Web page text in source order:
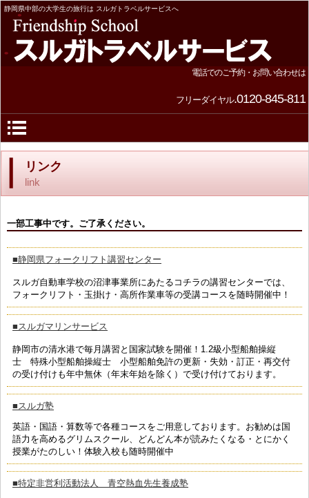
静岡県中部の大学生の旅行は スルガトラベルサービスへ
電話でのご予約・お問い合わせは
フリーダイヤル.0120-845-811
リンク
link
一部工事中です。ご了承ください。
■静岡県フォークリフト講習センター
スルガ自動車学校の沼津事業所にあたるコチラの講習センターでは、
フォークリフト・玉掛け・高所作業車等の受講コースを随時開催中！
■スルガマリンサービス
静岡市の清水港で毎月講習と国家試験を開催！1.2級小型船舶操縦
士 特殊小型船舶操縦士 小型船舶免許の更新・失効・訂正・再交付
の受け付けも年中無休（年末年始を除く）で受け付けております。
■スルガ塾
英語・国語・算数等で各種コースをご用意しております。お勧めは国
語力を高めるグリムスクール、どんどん本が読みたくなる・とにかく
授業がたのしい！体験入校も随時開催中
■特定非営利活動法人 青空熱血先生養成塾